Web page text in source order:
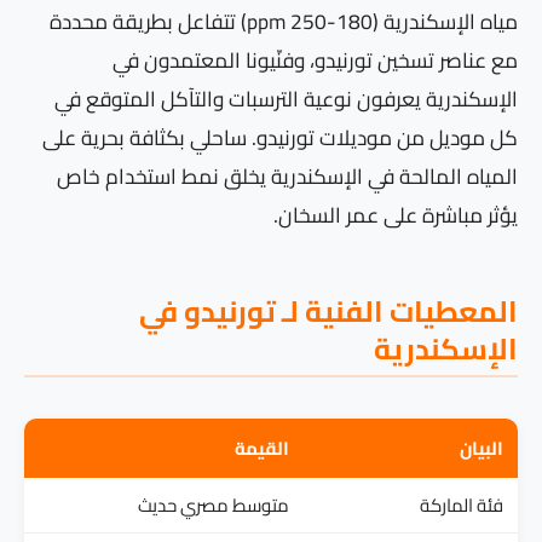
مياه الإسكندرية (180-250 ppm) تتفاعل بطريقة محددة
مع عناصر تسخين تورنيدو، وفنّيونا المعتمدون في
الإسكندرية يعرفون نوعية الترسبات والتآكل المتوقع في
كل موديل من موديلات تورنيدو. ساحلي بكثافة بحرية على
المياه المالحة في الإسكندرية يخلق نمط استخدام خاص
يؤثر مباشرة على عمر السخان.
المعطيات الفنية لـ تورنيدو في
الإسكندرية
البيان
القيمة
فئة الماركة
متوسط مصري حديث